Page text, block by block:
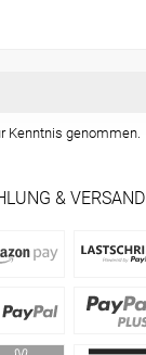
Kenntnis genommen.
& VERSAND